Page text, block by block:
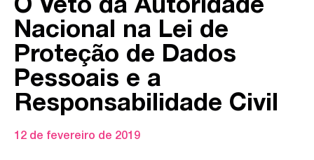
O Veto da Autoridade
Nacional na Lei de
Proteção de Dados
Pessoais e a
Responsabilidade Civil
12 de fevereiro de 2019